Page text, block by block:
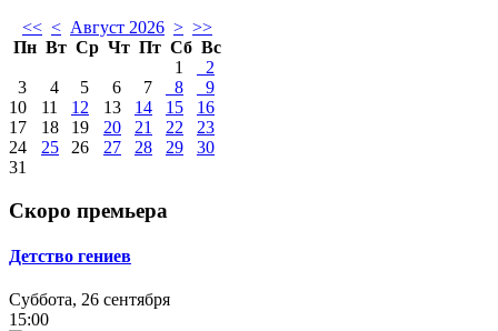
<< < Август 2026 > >>
Пн Вт Ср Чт Пт Сб Вс
1
2
3
4 5 6 7 8
9
10
11 12 13 14 15
16
17
18 19 20 21 22
23
24
25 26 27 28 29
30
31
Скоро премьера
Детство гениев
Суббота, 26 сентября
15:00